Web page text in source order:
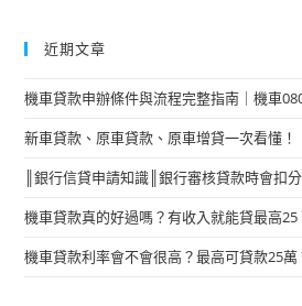
近期文章
機車貸款申辦條件與流程完整指南｜機車
新車貸款、原車貸款、原車增貸一次看懂！
║銀行信貸申請知識║銀行審核貸款時會扣
機車貸款真的好過嗎？有收入就能貸最高25
機車貸款利率會不會很高？最高可貸款25萬